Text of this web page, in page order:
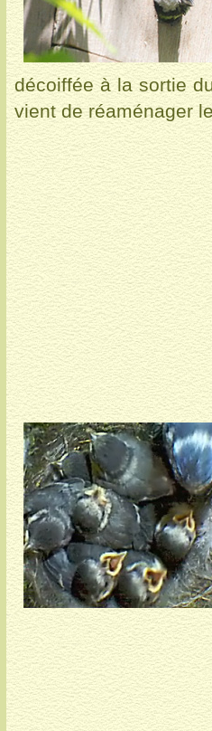
décoiffée à la sortie
vient de réaménager